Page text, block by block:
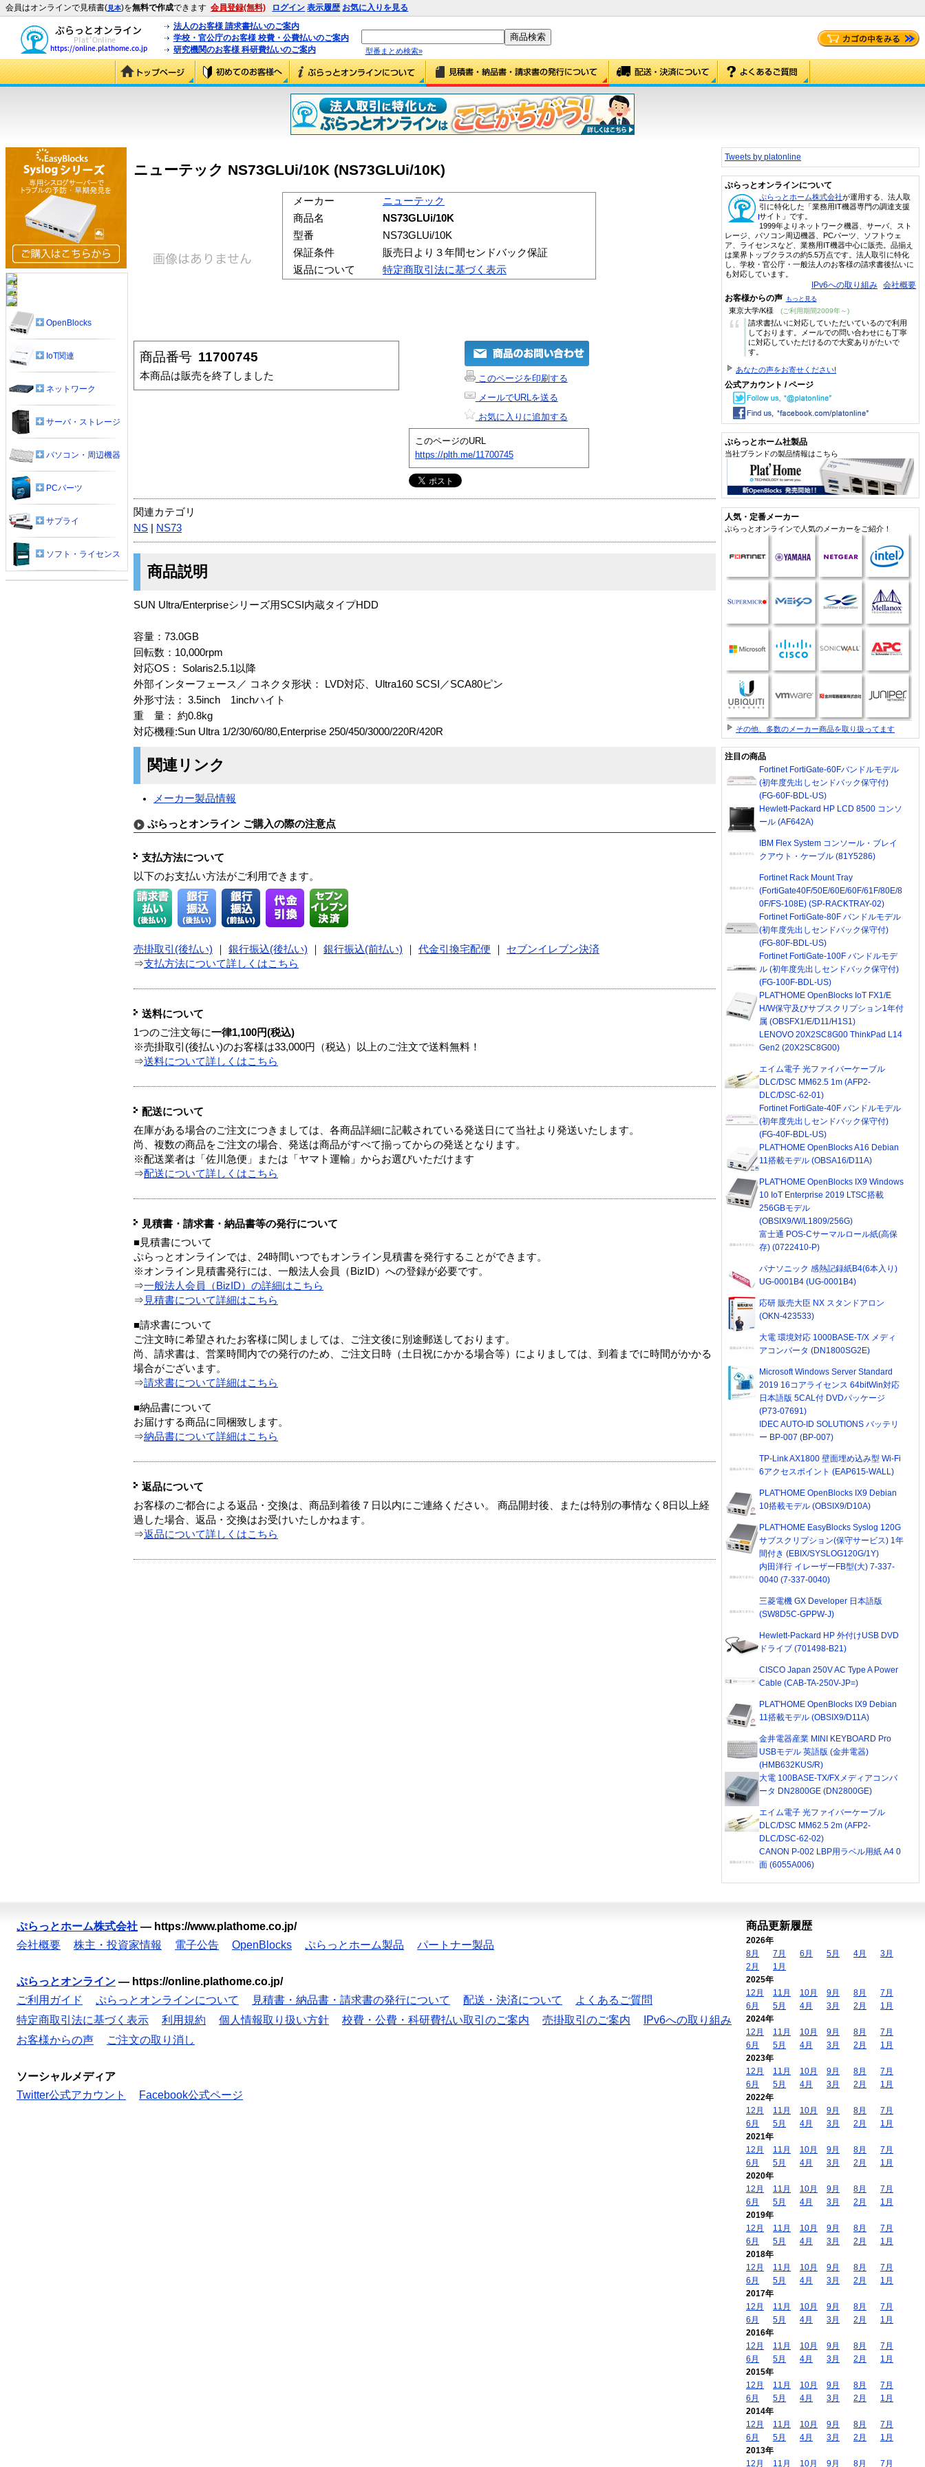
会員はオンラインで見積書(見本)を無料で作成できます 会員登録(無料) ログイン 表示履歴 お気に入りを見る
法人のお客様 請求書払いのご案内
学校・官公庁のお客様 校費・公費払いのご案内
研究機関のお客様 科研費払いのご案内
型番まとめ検索»
ニューテック NS73GLUi/10K (NS73GLUi/10K)
メーカー
ニューテック
商品名
NS73GLUi/10K
型番
NS73GLUi/10K
保証条件
販売日より３年間センドバック保証
返品について
特定商取引法に基づく表示
商品番号 11700745
本商品は販売を終了しました
このページを印刷する
メールでURLを送る
お気に入りに追加する
このページのURL
https://plth.me/11700745
関連カテゴリ
NS
NS73
商品説明
SUN Ultra/Enterpriseシリーズ用SCSI内蔵タイプHDD
容量：73.0GB
回転数：10,000rpm
対応OS： Solaris2.5.1以降
外部インターフェース／ コネクタ形状： LVD対応、Ultra160 SCSI／SCA80ピン
外形寸法： 3.5inch 1inchハイト
重 量： 約0.8kg
対応機種:Sun Ultra 1/2/30/60/80,Enterprise 250/450/3000/220R/420R
関連リンク
メーカー製品情報
ぷらっとオンライン ご購入の際の注意点
支払方法について
以下のお支払い方法がご利用できます。
売掛取引(後払い) 銀行振込(後払い) 銀行振込(前払い) 代金引換宅配便
セブンイレブン決済
⇒支払方法について詳しくはこちら
送料について
1つのご注文毎に一律1,100円(税込)
※売掛取引(後払い)のお客様は33,000円（税込）以上のご注文で送料無料！
⇒送料について詳しくはこちら
配送について
在庫がある場合のご注文につきましては、各商品詳細に記載されている発送日にて当社より発送いたします。
尚、複数の商品をご注文の場合、発送は商品がすべて揃ってからの発送となります。
※配送業者は「佐川急便」または「ヤマト運輸」からお選びいただけます
⇒配送について詳しくはこちら
見積書・請求書・納品書等の発行について
■見積書について
ぷらっとオンラインでは、24時間いつでもオンライン見積書を発行することができます。
※オンライン見積書発行には、一般法人会員（BizID）への登録が必要です。
⇒一般法人会員（BizID）の詳細はこちら
⇒ 見積書について詳細はこちら
■請求書について
ご注文時に希望されたお客様に関しましては、ご注文後に別途郵送しております。
尚、請求書は、営業時間内での発行のため、ご注文日時（土日祝にかかる場合等）によりましては、到着までに時間がかかる
場合がございます。
⇒請求書について詳細はこちら
■納品書について
お届けする商品に同梱致します。
⇒納品書について詳細はこちら
返品について
お客様のご都合による返品・交換は、商品到着後７日以内にご連絡ください。 商品開封後、または特別の事情なく8日以上経
過した場合、返品・交換はお受けいたしかねます。
⇒返品について詳しくはこちら
OpenBlocks
IoT関連
ネットワーク
サーバ・ストレージ
パソコン・周辺機器
PCパーツ
サプライ
ソフト・ライセンス
Tweets by platonline
ぷらっとオンラインについて
ぷらっとホーム株式会社が運用する、法人取
引に特化した「業務用IT機器専門の調達支援
サイト」です。
1999年よりネットワーク機器、サーバ、スト
レージ、パソコン周辺機器、PCパーツ、ソフトウェ
ア、ライセンスなど、業務用IT機器中心に販売。品揃え
は業界トップクラスの約5.5万点です。法人取引に特化
し、学校・官公庁・一般法人のお客様の請求書後払いに
も対応しています。
IPv6への取り組み 会社概要
お客様からの声 もっと見る
東京大学/K様 (ご利用期間2009年～)
“
請求書払いに対応していただいているので利用
しております。メールでの問い合わせにも丁寧
に対応していただけるので大変ありがたいで
す。
あなたの声をお寄せください!
公式アカウント / ページ
ぷらっとホーム社製品
当社ブランドの製品情報はこちら
人気・定番メーカー
ぷらっとオンラインで人気のメーカーをご紹介！
その他、多数のメーカー商品を取り扱ってます
注目の商品
Fortinet FortiGate-60Fバンドルモデル
(初年度先出しセンドバック保守付)
(FG-60F-BDL-US)
Hewlett-Packard HP LCD 8500 コンソ
ール (AF642A)
IBM Flex System コンソール・ブレイ
クアウト・ケーブル (81Y5286)
Fortinet Rack Mount Tray
(FortiGate40F/50E/60E/60F/61F/80E/8
0F/FS-108E) (SP-RACKTRAY-02)
Fortinet FortiGate-80F バンドルモデル
(初年度先出しセンドバック保守付)
(FG-80F-BDL-US)
Fortinet FortiGate-100F バンドルモデ
ル (初年度先出しセンドバック保守付)
(FG-100F-BDL-US)
PLAT'HOME OpenBlocks IoT FX1/E
H/W保守及びサブスクリプション1年付
属 (OBSFX1/E/D11/H1S1)
LENOVO 20X2SC8G00 ThinkPad L14
Gen2 (20X2SC8G00)
エイム電子 光ファイバーケーブル
DLC/DSC MM62.5 1m (AFP2-
DLC/DSC-62-01)
Fortinet FortiGate-40F バンドルモデル
(初年度先出しセンドバック保守付)
(FG-40F-BDL-US)
PLAT'HOME OpenBlocks A16 Debian
11搭載モデル (OBSA16/D11A)
PLAT'HOME OpenBlocks IX9 Windows
10 IoT Enterprise 2019 LTSC搭載
256GBモデル
(OBSIX9/W/L1809/256G)
富士通 POS-Cサーマルロール紙(高保
存) (0722410-P)
パナソニック 感熱記録紙B4(6本入り)
UG-0001B4 (UG-0001B4)
応研 販売大臣 NX スタンドアロン
(OKN-423533)
大電 環境対応 1000BASE-T/X メディ
アコンバータ (DN1800SG2E)
Microsoft Windows Server Standard
2019 16コアライセンス 64bitWin対応
日本語版 5CAL付 DVDパッケージ
(P73-07691)
IDEC AUTO-ID SOLUTIONS バッテリ
ー BP-007 (BP-007)
TP-Link AX1800 壁面埋め込み型 Wi-Fi
6アクセスポイント (EAP615-WALL)
PLAT'HOME OpenBlocks IX9 Debian
10搭載モデル (OBSIX9/D10A)
PLAT'HOME EasyBlocks Syslog 120G
サブスクリプション(保守サービス) 1年
間付き (EBIX/SYSLOG120G/1Y)
内田洋行 イレーザーFB型(大) 7-337-
0040 (7-337-0040)
三菱電機 GX Developer 日本語版
(SW8D5C-GPPW-J)
Hewlett-Packard HP 外付けUSB DVD
ドライブ (701498-B21)
CISCO Japan 250V AC Type A Power
Cable (CAB-TA-250V-JP=)
PLAT'HOME OpenBlocks IX9 Debian
11搭載モデル (OBSIX9/D11A)
金井電器産業 MINI KEYBOARD Pro
USBモデル 英語版 (金井電器)
(HMB632KUS/R)
大電 100BASE-TX/FXメディアコンバ
ータ DN2800GE (DN2800GE)
エイム電子 光ファイバーケーブル
DLC/DSC MM62.5 2m (AFP2-
DLC/DSC-62-02)
CANON P-002 LBP用ラベル用紙 A4 0
面 (6055A006)
ぷらっとホーム株式会社 — https://www.plathome.co.jp/
会社概要
株主・投資家情報 電子公告 OpenBlocks ぷらっとホーム製品 パートナー製品
ぷらっとオンライン — https://online.plathome.co.jp/
ご利用ガイド
ぷらっとオンラインについて 見積書・納品書・請求書の発行について 配送・決済について
よくあるご質問
特定商取引法に基づく表示
利用規約 個人情報取り扱い方針 校費・公費・科研費払い取引のご案内 売掛取引のご案内
IPv6への取り組み
お客様からの声
ご注文の取り消し
ソーシャルメディア
Twitter公式アカウント
Facebook公式ページ
商品更新履歴
2026年
8月
7月 6月 5月 4月
3月
2月
1月
2025年
12月
11月 10月 9月 8月
7月
6月
5月 4月 3月 2月
1月
2024年
12月
11月 10月 9月 8月
7月
6月
5月 4月 3月 2月
1月
2023年
12月
11月 10月 9月 8月
7月
6月
5月 4月 3月 2月
1月
2022年
12月
11月 10月 9月 8月
7月
6月
5月 4月 3月 2月
1月
2021年
12月
11月 10月 9月 8月
7月
6月
5月 4月 3月 2月
1月
2020年
12月
11月 10月 9月 8月
7月
6月
5月 4月 3月 2月
1月
2019年
12月
11月 10月 9月 8月
7月
6月
5月 4月 3月 2月
1月
2018年
12月
11月 10月 9月 8月
7月
6月
5月 4月 3月 2月
1月
2017年
12月
11月 10月 9月 8月
7月
6月
5月 4月 3月 2月
1月
2016年
12月
11月 10月 9月 8月
7月
6月
5月 4月 3月 2月
1月
2015年
12月
11月 10月 9月 8月
7月
6月
5月 4月 3月 2月
1月
2014年
12月
11月 10月 9月 8月
7月
6月
5月 4月 3月 2月
1月
2013年
12月
11月 10月 9月 8月 7月